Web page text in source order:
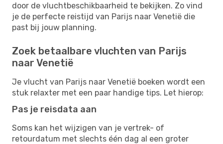
door de vluchtbeschikbaarheid te bekijken. Zo vind
je de perfecte reistijd van Parijs naar Venetië die
past bij jouw planning.
Zoek betaalbare vluchten van Parijs
naar Venetië
Je vlucht van Parijs naar Venetië boeken wordt een
stuk relaxter met een paar handige tips. Let hierop:
Pas je reisdata aan
Soms kan het wijzigen van je vertrek- of
retourdatum met slechts één dag al een groter